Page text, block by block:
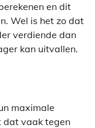
en dit
Wel is het zo dat
verdiende dan
kan uitvallen.
maximale
dat vaak tegen